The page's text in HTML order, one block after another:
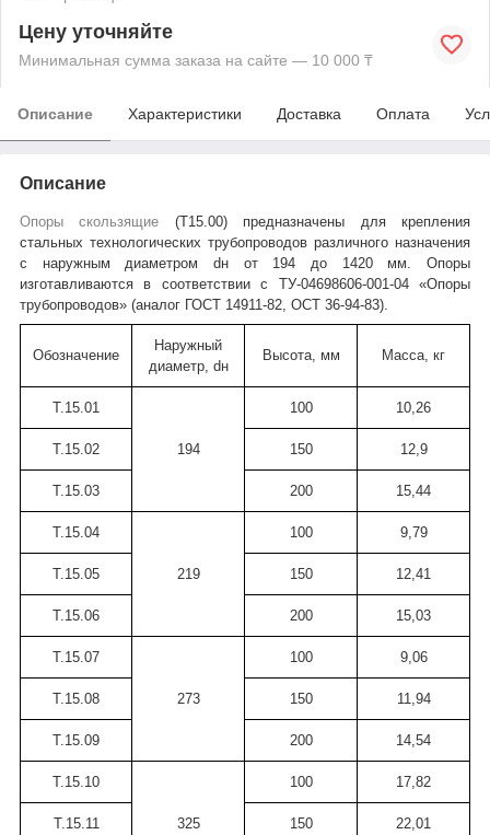
Цену уточняйте
Минимальная сумма заказа на сайте — 10 000 ₸
Описание Характеристики Доставка Оплата
Описание
Опоры скользящие (Т15.00) предназначены для крепления
стальных технологических трубопроводов различного назначения
с наружным диаметром dн от 194 до 1420 мм. Опоры
изготавливаются в соответствии с ТУ-04698606-001-04 «Опоры
трубопроводов» (аналог ГОСТ 14911-82, ОСТ 36-94-83).
Обозначение
Наружный
диаметр, dн
Высота, мм Масса, кг
Т.15.01
194
100 10,26
Т.15.02 150 12,9
Т.15.03 200 15,44
Т.15.04
219
100 9,79
Т.15.05 150 12,41
Т.15.06 200 15,03
Т.15.07
273
100 9,06
Т.15.08 150 11,94
Т.15.09 200 14,54
Т.15.10
325
100 17,82
Т.15.11 150 22,01